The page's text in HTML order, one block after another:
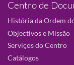
Centro de
História da Ordem
Objectivos e Missão
Serviços do Centro
Catálogos